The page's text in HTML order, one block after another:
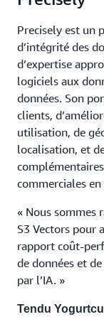
Precisely est un
d’intégrité des
d’expertise
logiciels aux
données. Son
clients,
utilisation, de
localisation, et
commerciales
« Nous sommes
S3 Vectors pour
rapport coût-
de données et
par l’IA. »
Tendu